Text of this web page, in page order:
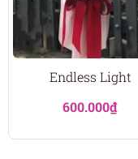
Endless Light
600.000₫